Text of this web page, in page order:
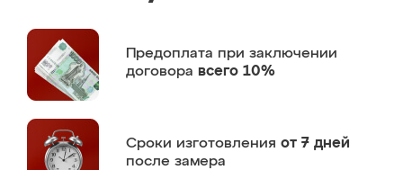
Предоплата при заключении
договора всего 10%
Сроки изготовления от 7 дней
после замера